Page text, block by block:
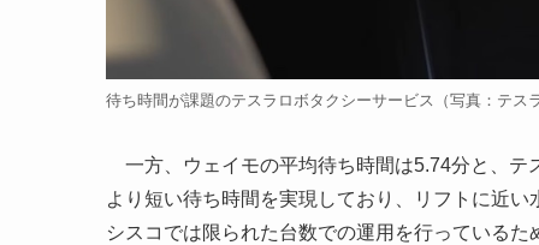
待ち時間が課題のテスラロボタクシーサービス（写真：テス
一方、ウェイモの平均待ち時間は5.74分と、テ
より短い待ち時間を実現しており、リフトに近
シスコでは限られた台数での運用を行っている